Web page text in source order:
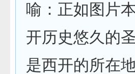
喻：正如图片
开历史悠久的
是西开的所在地